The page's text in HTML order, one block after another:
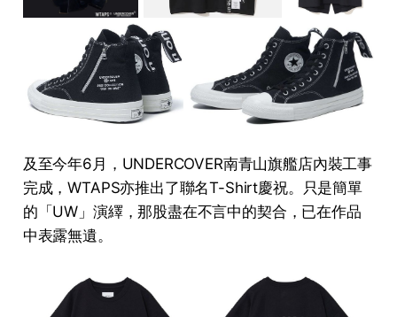
及至今年6月，UNDERCOVER南青山旗艦店內裝工事
完成，WTAPS亦推出了聯名T-Shirt慶祝。只是簡單
的「UW」演繹，那股盡在不言中的契合，已在作品
中表露無遺。